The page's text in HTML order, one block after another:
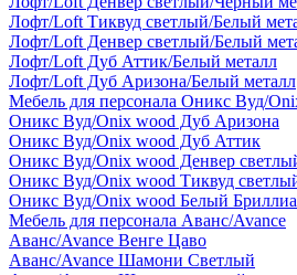
Лофт/Loft Тиквуд светлый/Белый
Лофт/Loft Денвер светлый/Белый
Лофт/Loft Дуб Аттик/Белый металл
Лофт/Loft Дуб Аризона/Белый металл
Мебель для персонала Оникс Вуд/
Оникс Вуд/Onix wood Дуб Аризона
Оникс Вуд/Onix wood Дуб Аттик
Оникс Вуд/Onix wood Денвер
Оникс Вуд/Onix wood Тиквуд
Оникс Вуд/Onix wood Белый
Мебель для персонала Аванс/Avance
Аванс/Avance Венге Цаво
Аванс/Avance Шамони Светлый